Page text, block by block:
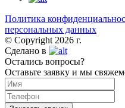
Политика
персональных данных
© Copyright 2026 г.
Сделано в
Остались вопросы?
Оставьте заявку и мы